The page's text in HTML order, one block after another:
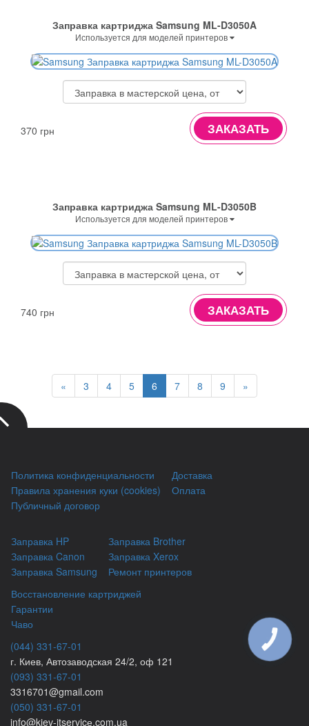
Заправка картриджа Samsung ML-D3050A
Используется для моделей принтеров
370 грн ЗАКАЗАТЬ
Заправка картриджа Samsung ML-D3050B
Используется для моделей принтеров
740 грн ЗАКАЗАТЬ
« 3 4 5 6 7 8 9 »
Политика конфиденциальности
Правила хранения куки (cookies)
Публичный договор
Доставка
Оплата
Заправка HP
Заправка Canon
Заправка Samsung
Заправка Brother
Заправка Xerox
Ремонт принтеров
Восстановление картриджей
Гарантии
Чаво
(044) 331-67-01
г. Киев, Автозаводская 24/2, оф 121
(093) 331-67-01
3316701@gmail.com
(050) 331-67-01
info@kiev-itservicе.com.ua
КНОПКА
ЗВ'ЯЗКУ